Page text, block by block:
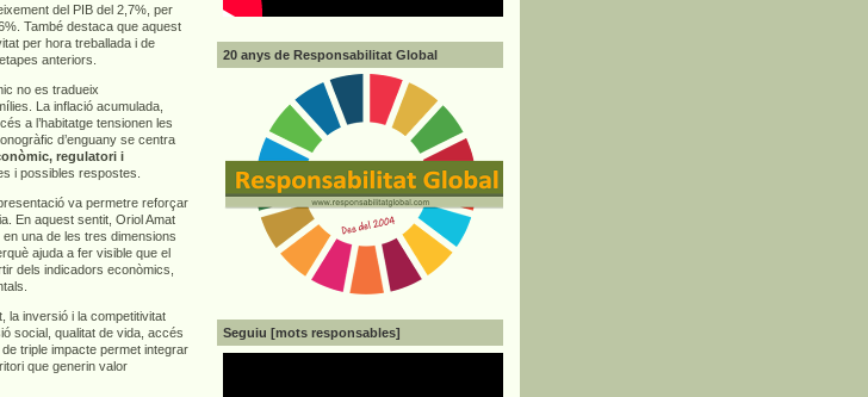
del PIB del 2,7%, per
També destaca que aquest
per hora treballada i de
anteriors.
no es tradueix
La inflació acumulada,
a l’habitatge tensionen les
d’enguany se centra
regulatori i
i possibles respostes.
va permetre reforçar
En aquest sentit, Oriol Amat
una de les tres dimensions
ajuda a fer visible que el
dels indicadors econòmics,
la inversió i la competitivitat
social, qualitat de vida, accés
triple impacte permet integrar
que generin valor
20 anys de Responsabilitat Global
Seguiu [mots responsables]